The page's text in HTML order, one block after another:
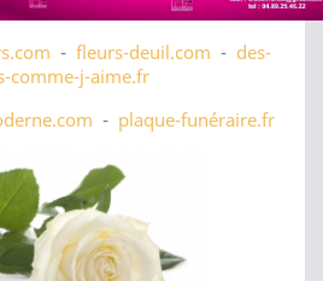
- fleurs-deuil.com - des-
comme-j-aime.fr
- plaque-funéraire.fr